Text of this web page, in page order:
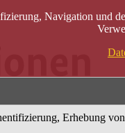
Navigation und
Erhebung